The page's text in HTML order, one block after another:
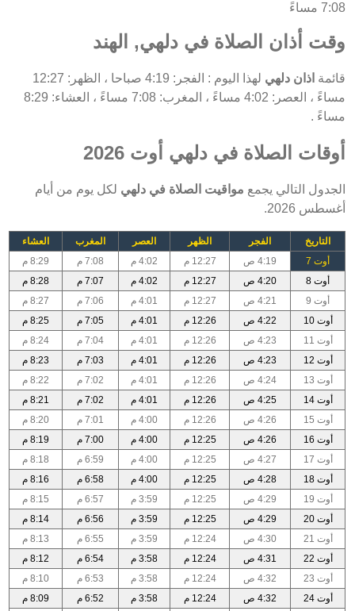
7:08 مساءً
وقت أذان الصلاة في دلهي, الهند
قائمة اذان دلهي
لهذا اليوم : الفجر: 4:19 صباحا ، الظهر: 12:27
مساءً ، العصر: 4:02 مساءً ، المغرب: 7:08 مساءً ، العشاء: 8:29
مساءً .
أوقات الصلاة في دلهي أوت 2026
الجدول التالي يجمع مواقيت الصلاة في دلهي لكل يوم من أيام
أغسطس 2026.
التاريخ الفجر الظهر العصر المغرب
العشاء
أوت 7
4:19 ص 12:27 م 4:02 م 7:08 م
8:29 م
أوت 8
4:20 ص 12:27 م 4:02 م 7:07 م
8:28 م
أوت 9
4:21 ص 12:27 م 4:01 م 7:06 م
8:27 م
أوت 10
4:22 ص 12:26 م 4:01 م 7:05 م
8:25 م
أوت 11
4:23 ص 12:26 م 4:01 م 7:04 م
8:24 م
أوت 12
4:23 ص 12:26 م 4:01 م 7:03 م
8:23 م
أوت 13
4:24 ص 12:26 م 4:01 م 7:02 م
8:22 م
أوت 14
4:25 ص 12:26 م 4:01 م 7:02 م
8:21 م
أوت 15
4:26 ص 12:26 م 4:00 م 7:01 م
8:20 م
أوت 16
4:26 ص 12:25 م 4:00 م 7:00 م
8:19 م
أوت 17
4:27 ص 12:25 م 4:00 م 6:59 م
8:18 م
أوت 18
4:28 ص 12:25 م 4:00 م 6:58 م
8:16 م
أوت 19
4:29 ص 12:25 م 3:59 م 6:57 م
8:15 م
أوت 20
4:29 ص 12:25 م 3:59 م 6:56 م
8:14 م
أوت 21
4:30 ص 12:24 م 3:59 م 6:55 م
8:13 م
أوت 22
4:31 ص 12:24 م 3:58 م 6:54 م
8:12 م
أوت 23
4:32 ص 12:24 م 3:58 م 6:53 م
8:10 م
أوت 24
4:32 ص 12:24 م 3:58 م 6:52 م
8:09 م